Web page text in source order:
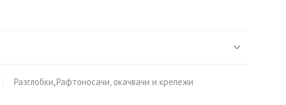
Разглобки,Рафтоносачи, окачвачи и крепежи